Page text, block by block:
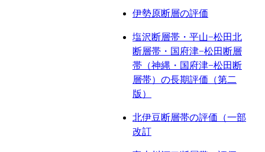
伊勢原断層の評価
塩沢断層帯・平山−松田北
断層帯・国府津−松田断層
帯（神縄・国府津−松田断
層帯）の長期評価（第二
版）
北伊豆断層帯の評価（一部
改訂